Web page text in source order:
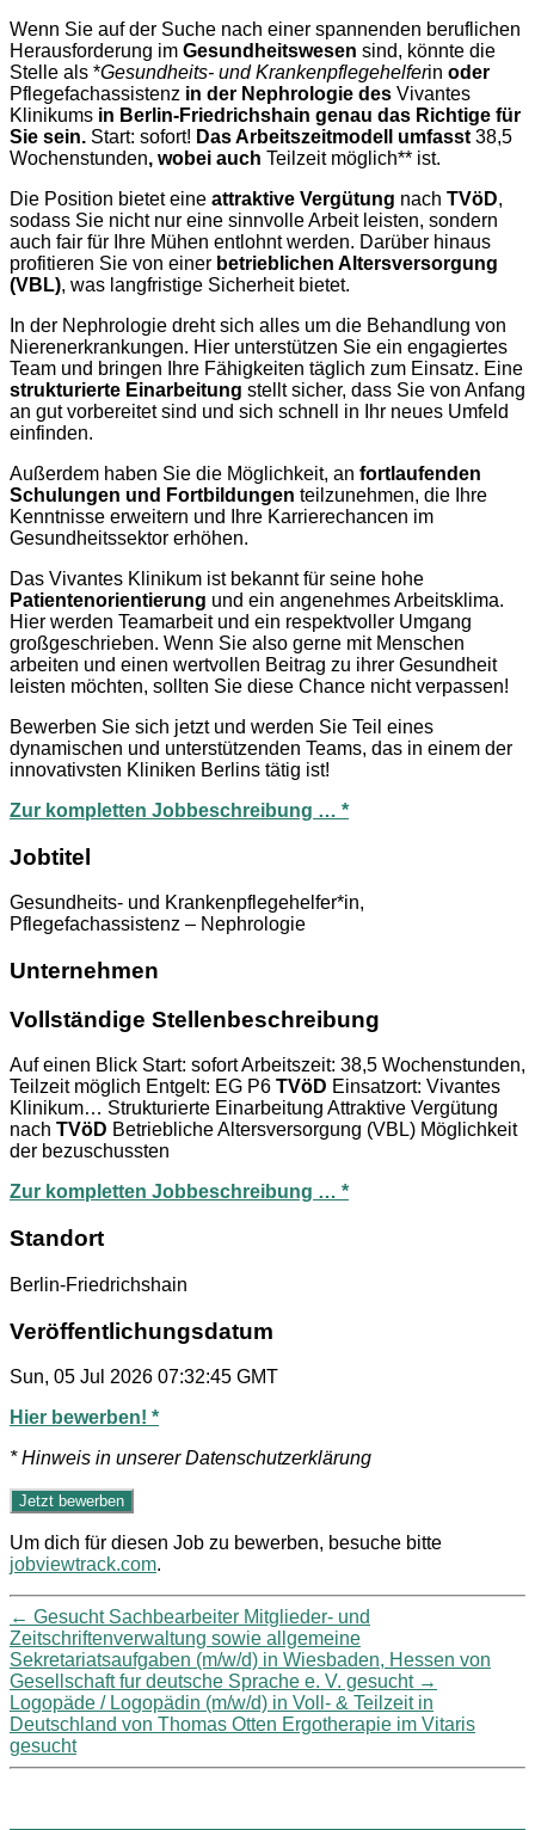
Wenn Sie auf der Suche nach einer spannenden beruflichen
Herausforderung im Gesundheitswesen sind, könnte die
Stelle als *Gesundheits- und Krankenpflegehelferin oder
Pflegefachassistenz in der Nephrologie des Vivantes
Klinikums in Berlin-Friedrichshain genau das Richtige für
Sie sein. Start: sofort! Das Arbeitszeitmodell umfasst 38,5
Wochenstunden, wobei auch Teilzeit möglich** ist.
Die Position bietet eine attraktive Vergütung nach TVöD,
sodass Sie nicht nur eine sinnvolle Arbeit leisten, sondern
auch fair für Ihre Mühen entlohnt werden. Darüber hinaus
profitieren Sie von einer betrieblichen Altersversorgung
(VBL), was langfristige Sicherheit bietet.
In der Nephrologie dreht sich alles um die Behandlung von
Nierenerkrankungen. Hier unterstützen Sie ein engagiertes
Team und bringen Ihre Fähigkeiten täglich zum Einsatz. Eine
strukturierte Einarbeitung stellt sicher, dass Sie von Anfang
an gut vorbereitet sind und sich schnell in Ihr neues Umfeld
einfinden.
Außerdem haben Sie die Möglichkeit, an fortlaufenden
Schulungen und Fortbildungen teilzunehmen, die Ihre
Kenntnisse erweitern und Ihre Karrierechancen im
Gesundheitssektor erhöhen.
Das Vivantes Klinikum ist bekannt für seine hohe
Patientenorientierung und ein angenehmes Arbeitsklima.
Hier werden Teamarbeit und ein respektvoller Umgang
großgeschrieben. Wenn Sie also gerne mit Menschen
arbeiten und einen wertvollen Beitrag zu ihrer Gesundheit
leisten möchten, sollten Sie diese Chance nicht verpassen!
Bewerben Sie sich jetzt und werden Sie Teil eines
dynamischen und unterstützenden Teams, das in einem der
innovativsten Kliniken Berlins tätig ist!
Zur kompletten Jobbeschreibung … *
Jobtitel
Gesundheits- und Krankenpflegehelfer*in,
Pflegefachassistenz – Nephrologie
Unternehmen
Vollständige Stellenbeschreibung
Auf einen Blick Start: sofort Arbeitszeit: 38,5 Wochenstunden,
Teilzeit möglich Entgelt: EG P6 TVöD Einsatzort: Vivantes
Klinikum… Strukturierte Einarbeitung Attraktive Vergütung
nach TVöD Betriebliche Altersversorgung (VBL) Möglichkeit
der bezuschussten
Zur kompletten Jobbeschreibung … *
Standort
Berlin-Friedrichshain
Veröffentlichungsdatum
Sun, 05 Jul 2026 07:32:45 GMT
Hier bewerben! *
* Hinweis in unserer Datenschutzerklärung
Um dich für diesen Job zu bewerben, besuche bitte
jobviewtrack.com.
← Gesucht Sachbearbeiter Mitglieder- und
Zeitschriftenverwaltung sowie allgemeine
Sekretariatsaufgaben (m/w/d) in Wiesbaden, Hessen von
Gesellschaft fur deutsche Sprache e. V. gesucht →
Logopäde / Logopädin (m/w/d) in Voll- & Teilzeit in
Deutschland von Thomas Otten Ergotherapie im Vitaris
gesucht